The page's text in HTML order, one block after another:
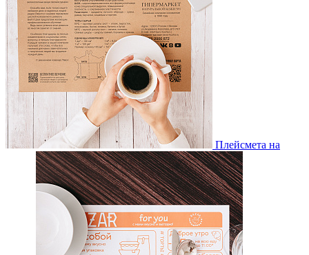
Плейсмета на